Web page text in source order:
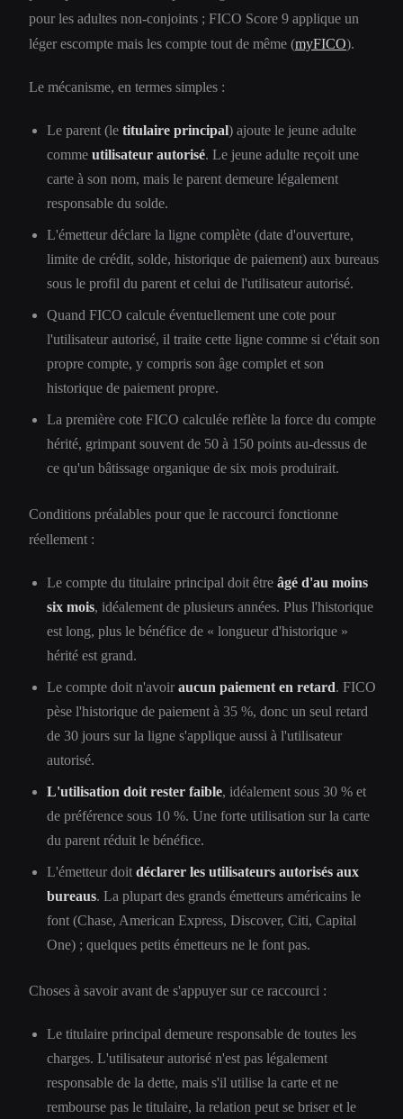
pour les adultes non-conjoints ; FICO Score 9 applique un
léger escompte mais les compte tout de même (myFICO).
Le mécanisme, en termes simples :
Le parent (le titulaire principal) ajoute le jeune adulte
comme utilisateur autorisé. Le jeune adulte reçoit une
carte à son nom, mais le parent demeure légalement
responsable du solde.
L'émetteur déclare la ligne complète (date d'ouverture,
limite de crédit, solde, historique de paiement) aux bureaus
sous le profil du parent et celui de l'utilisateur autorisé.
Quand FICO calcule éventuellement une cote pour
l'utilisateur autorisé, il traite cette ligne comme si c'était son
propre compte, y compris son âge complet et son
historique de paiement propre.
La première cote FICO calculée reflète la force du compte
hérité, grimpant souvent de 50 à 150 points au-dessus de
ce qu'un bâtissage organique de six mois produirait.
Conditions préalables pour que le raccourci fonctionne
réellement :
Le compte du titulaire principal doit être âgé d'au moins
six mois, idéalement de plusieurs années. Plus l'historique
est long, plus le bénéfice de « longueur d'historique »
hérité est grand.
Le compte doit n'avoiraucun paiement en retard. FICO
pèse l'historique de paiement à 35 %, donc un seul retard
de 30 jours sur la ligne s'applique aussi à l'utilisateur
autorisé.
L'utilisation doit rester faible, idéalement sous 30 % et
de préférence sous 10 %. Une forte utilisation sur la carte
du parent réduit le bénéfice.
L'émetteur doit déclarer les utilisateurs autorisés aux
bureaus. La plupart des grands émetteurs américains le
font (Chase, American Express, Discover, Citi, Capital
One) ; quelques petits émetteurs ne le font pas.
Choses à savoir avant de s'appuyer sur ce raccourci :
Le titulaire principal demeure responsable de toutes les
charges. L'utilisateur autorisé n'est pas légalement
responsable de la dette, mais s'il utilise la carte et ne
rembourse pas le titulaire, la relation peut se briser et le